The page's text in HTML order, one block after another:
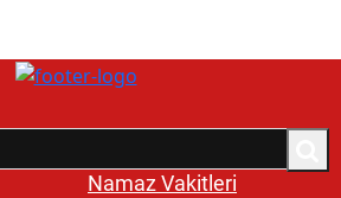
Namaz Vakitleri